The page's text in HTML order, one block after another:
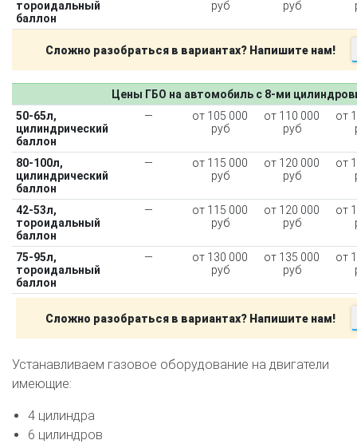
тороидальный
баллон
руб руб
Сложно разобраться в вариантах? Напишите нам!
Цены ГБО на автомобиль с 8-ми
50-65л,
цилиндрический
баллон
—
от 105 000
руб
от 110 000
руб
от
80-100л,
цилиндрический
баллон
—
от 115 000
руб
от 120 000
руб
от
42-53л,
тороидальный
баллон
—
от 115 000
руб
от 120 000
руб
от
75-95л,
тороидальный
баллон
—
от 130 000
руб
от 135 000
руб
от
Сложно разобраться в вариантах? Напишите нам!
Устанавливаем газовое оборудование на двигатели
имеющие:
4 цилиндра
6 цилиндров